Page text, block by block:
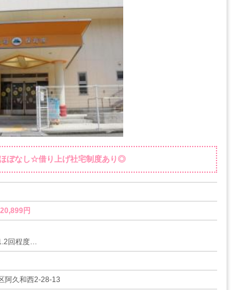
ほぼなし☆借り上げ社宅制度あり◎
円
回程度
）
実績あり）
阿久和西2-28-13